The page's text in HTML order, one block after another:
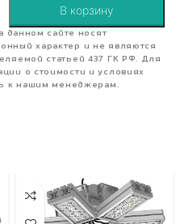
В корзину
данном сайте носят
характер и не являются
статьей 437 ГК РФ. Для
о стоимости и условиях
к нашим менеджерам.